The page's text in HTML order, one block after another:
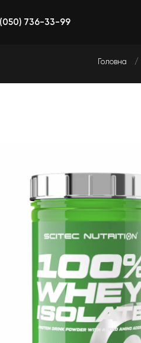
736-33-99
Головна